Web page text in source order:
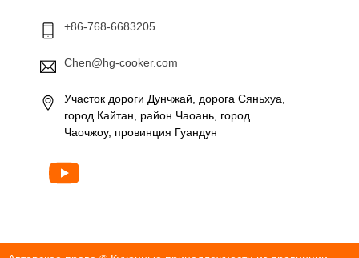
+86-768-6683205
Chen@hg-cooker.com
Участок дороги Дунчжай, дорога Сяньхуа,
город Кайтан, район Чаоань, город
Чаочжоу, провинция Гуандун